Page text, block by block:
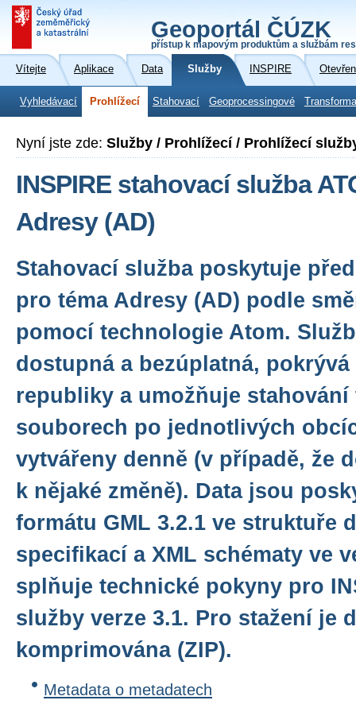
Geoportál ČÚZK
přístup k mapovým produktům a službám
Vítejte Aplikace Data Služby INSPIRE
Vyhledávací Prohlížecí Stahovací Geoprocessingové
Nyní jste zde: Služby / Prohlížecí / Prohlížecí
INSPIRE stahovací služba
Adresy (AD)
Stahovací služba poskytuje
pro téma Adresy (AD) podle
pomocí technologie Atom.
dostupná a bezúplatná, pokrývá
republiky a umožňuje stahování
souborech po jednotlivých
vytvářeny denně (v případě, že
k nějaké změně). Data jsou
formátu GML 3.2.1 ve struktuře
specifikací a XML schématy ve
splňuje technické pokyny pro
služby verze 3.1. Pro stažení je
komprimována (ZIP).
Metadata o metadatech